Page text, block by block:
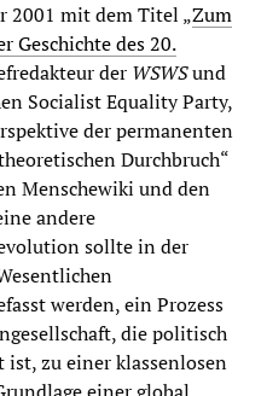
2001 mit dem Titel „Zum
Geschichte des 20.
der WSWSund
Socialist Equality Party,
der permanenten
Durchbruch“
Menschewiki und den
andere
sollte in der
werden, ein Prozess
die politisch
zu einer klassenlosen